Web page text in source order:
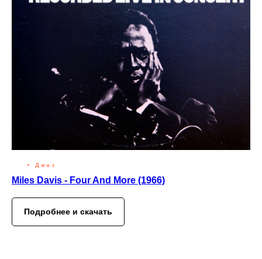
Джаз
Miles Davis - Four And More (1966)
Подробнее и скачать